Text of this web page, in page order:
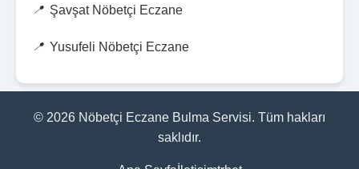
Şavşat Nöbetçi Eczane
Yusufeli Nöbetçi Eczane
© 2026 Nöbetçi Eczane Bulma Servisi. Tüm hakları
saklıdır.